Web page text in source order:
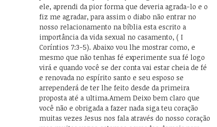
ele, aprendi da pior forma que deveria agrada-lo e o
fiz me agradar, para assim o diabo não entrar no
nosso relacionamento na bíblia esta escrito a
importância da vida sexual no casamento, ( I
Coríntios 7:3-5). Abaixo vou lhe mostrar como, e
mesmo que não tenhas fé experimente sua fé logo
virá e quando você se der conta vai estar cheia de fé
e renovada no espírito santo e seu esposo se
arrependerá de ter lhe feito desde da primeira
proposta até a ultima.Amem Deixo bem claro que
você não e obrigada a fazer nada siga teu coração
muitas vezes Jesus nos fala através do nosso coração